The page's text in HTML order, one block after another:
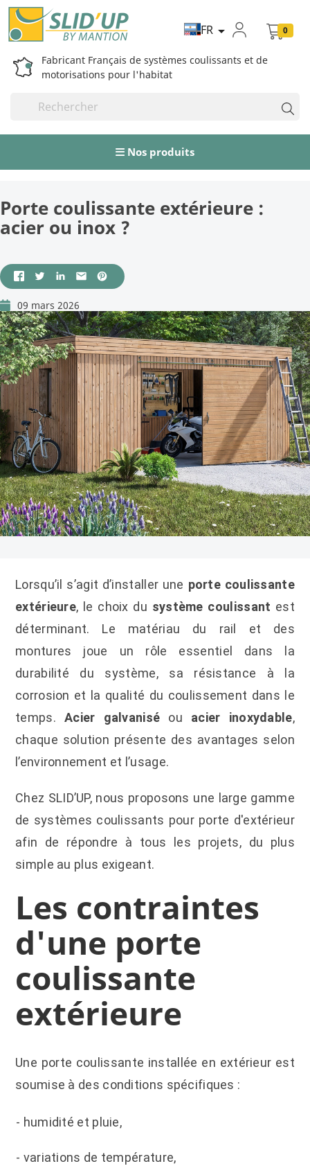
Fabricant Français de systèmes coulissants et de
motorisations pour l'habitat
FR  0
Nos produits
Porte coulissante extérieure :
acier ou inox ?
09 mars 2026
Lorsqu’il s’agit d’installer une porte coulissante
extérieure, le choix du système coulissant est
déterminant. Le matériau du rail et des
montures joue un rôle essentiel dans la
durabilité du système, sa résistance à la
corrosion et la qualité du coulissement dans le
temps. Acier galvanisé ou acier inoxydable,
chaque solution présente des avantages selon
l’environnement et l’usage.
Chez SLID’UP, nous proposons une large gamme
de systèmes coulissants pour porte d'extérieur
afin de répondre à tous les projets, du plus
simple au plus exigeant.
Les contraintes
d'une porte
coulissante
extérieure
Une porte coulissante installée en extérieur est
soumise à des conditions spécifiques :
- humidité et pluie,
- variations de température,